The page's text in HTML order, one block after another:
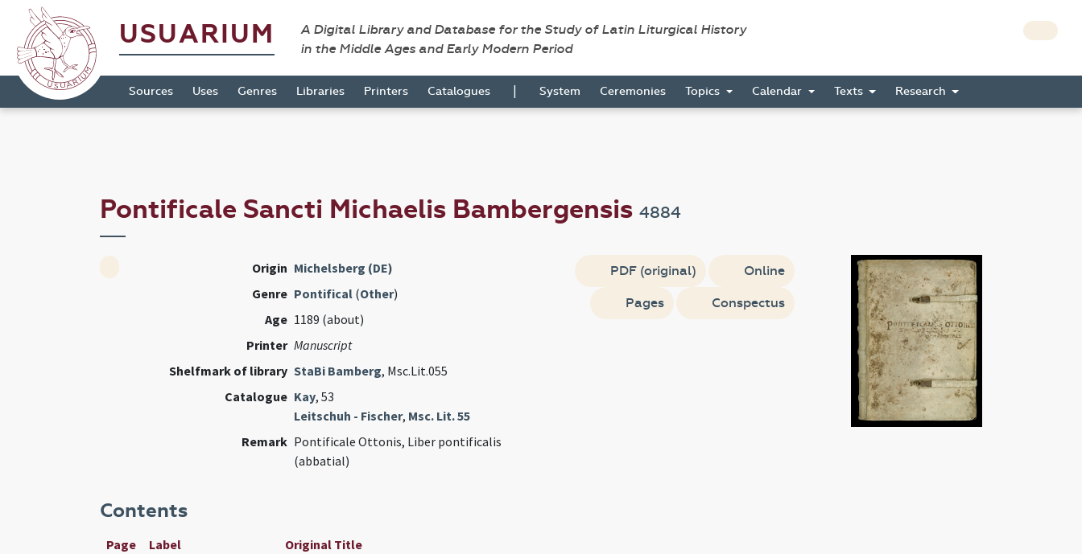
USUARIUM
A Digital Library and Database for the Study of Latin Liturgical History
in the Middle Ages and Early Modern Period
Sources Uses Genres Libraries Printers Catalogues | System Ceremonies Topics Calendar Texts Research
Pontificale Sancti Michaelis Bambergensis 4884
Origin Michelsberg (DE)
Genre Pontifical(Other)
Age 1189 (about)
Printer Manuscript
Shelfmark of library StaBi Bamberg, Msc.Lit.055
Catalogue Kay, 53
Leitschuh - Fischer, Msc. Lit. 55
Remark Pontificale Ottonis, Liber pontificalis
(abbatial)
PDF (original) Online
Pages Conspectus
Contents
Page Label Original Title